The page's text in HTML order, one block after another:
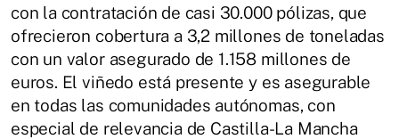
con la contratación de casi 30.000 pólizas, que
ofrecieron cobertura a 3,2 millones de toneladas
con un valor asegurado de 1.158 millones de
euros. El viñedo está presente y es asegurable
en todas las comunidades autónomas, con
especial de relevancia de Castilla-La Mancha